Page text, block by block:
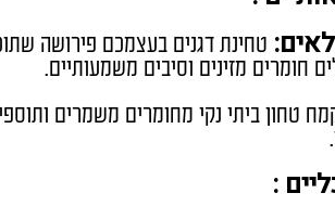
טחינת דגנים בעצמכם פירושה
חומרים מזינים וסיבים משמעותיים.
טחון ביתי נקי מחומרים משמרים